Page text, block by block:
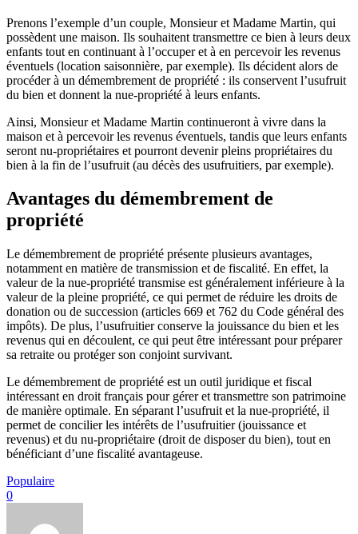
Prenons l’exemple d’un couple, Monsieur et Madame Martin, qui
possèdent une maison. Ils souhaitent transmettre ce bien à leurs deux
enfants tout en continuant à l’occuper et à en percevoir les revenus
éventuels (location saisonnière, par exemple). Ils décident alors de
procéder à un démembrement de propriété : ils conservent l’usufruit
du bien et donnent la nue-propriété à leurs enfants.
Ainsi, Monsieur et Madame Martin continueront à vivre dans la
maison et à percevoir les revenus éventuels, tandis que leurs enfants
seront nu-propriétaires et pourront devenir pleins propriétaires du
bien à la fin de l’usufruit (au décès des usufruitiers, par exemple).
Avantages du démembrement de
propriété
Le démembrement de propriété présente plusieurs avantages,
notamment en matière de transmission et de fiscalité. En effet, la
valeur de la nue-propriété transmise est généralement inférieure à la
valeur de la pleine propriété, ce qui permet de réduire les droits de
donation ou de succession (articles 669 et 762 du Code général des
impôts). De plus, l’usufruitier conserve la jouissance du bien et les
revenus qui en découlent, ce qui peut être intéressant pour préparer
sa retraite ou protéger son conjoint survivant.
Le démembrement de propriété est un outil juridique et fiscal
intéressant en droit français pour gérer et transmettre son patrimoine
de manière optimale. En séparant l’usufruit et la nue-propriété, il
permet de concilier les intérêts de l’usufruitier (jouissance et
revenus) et du nu-propriétaire (droit de disposer du bien), tout en
bénéficiant d’une fiscalité avantageuse.
Populaire
0